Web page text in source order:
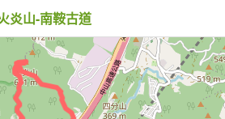
炎山-南鞍古道